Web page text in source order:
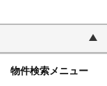
物件検索メニュー